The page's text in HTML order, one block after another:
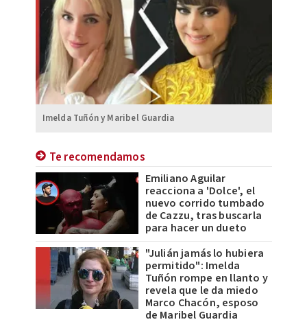
Imelda Tuñón y Maribel Guardia
Te recomendamos
Emiliano Aguilar
reacciona a 'Dolce', el
nuevo corrido tumbado
de Cazzu, tras buscarla
para hacer un dueto
"Julián jamás lo hubiera
permitido": Imelda
Tuñón rompe en llanto y
revela que le da miedo
Marco Chacón, esposo
de Maribel Guardia